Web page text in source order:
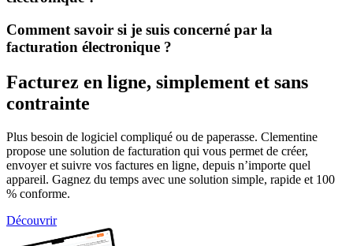
Comment savoir si je suis concerné par la
facturation électronique ?
Facturez en ligne, simplement et sans
contrainte
Plus besoin de logiciel compliqué ou de paperasse. Clementine
propose une solution de facturation qui vous permet de créer,
envoyer et suivre vos factures en ligne, depuis n’importe quel
appareil. Gagnez du temps avec une solution simple, rapide et 100
% conforme.
Découvrir